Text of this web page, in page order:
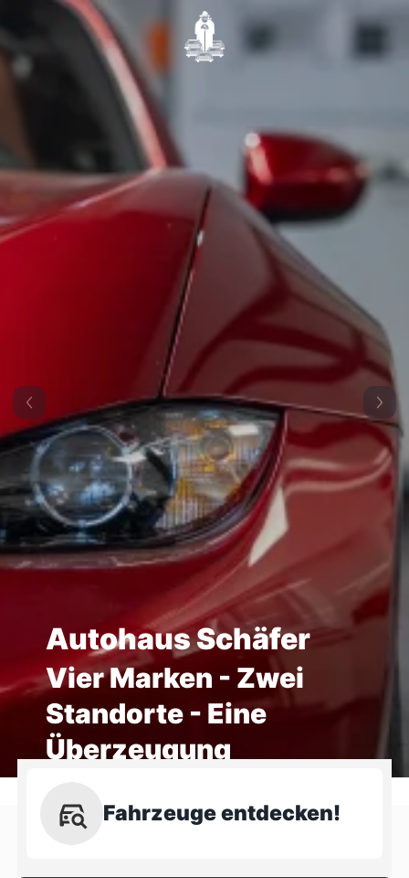
Autohaus Schäfer
Vier Marken - Zwei
Standorte - Eine
Überzeugung
Fahrzeuge entdecken!